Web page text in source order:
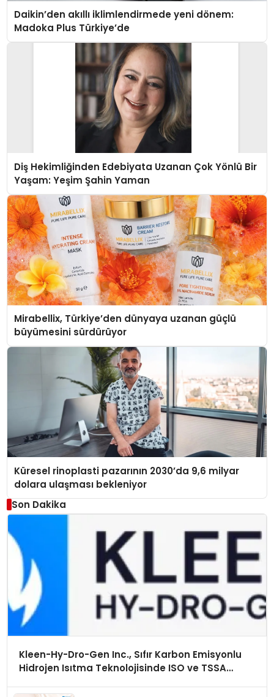
Daikin’den akıllı iklimlendirmede yeni dönem:
Madoka Plus Türkiye’de
Diş Hekimliğinden Edebiyata Uzanan Çok Yönlü Bir
Yaşam: Yeşim Şahin Yaman
Mirabellix, Türkiye’den dünyaya uzanan güçlü
büyümesini sürdürüyor
Küresel rinoplasti pazarının 2030’da 9,6 milyar
dolara ulaşması bekleniyor
Son Dakika
Kleen-Hy-Dro-Gen Inc., Sıfır Karbon Emisyonlu
Hidrojen Isıtma Teknolojisinde ISO ve TSSA